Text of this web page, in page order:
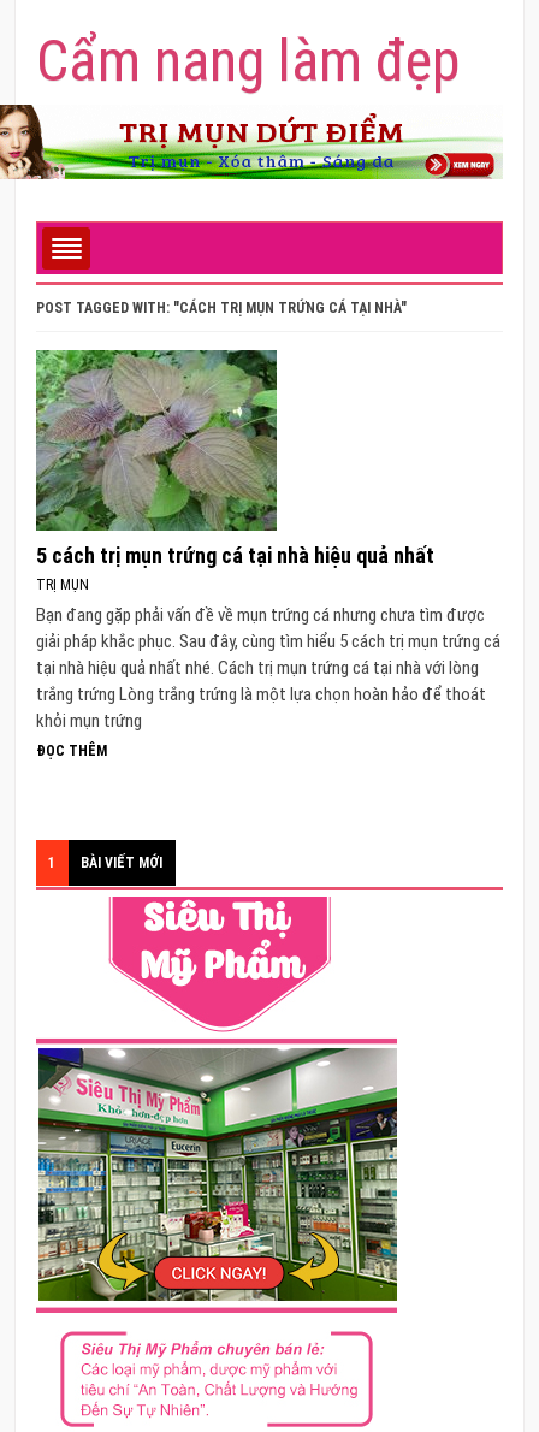
Cẩm nang làm đẹp
POST TAGGED WITH: "CÁCH TRỊ MỤN TRỨNG CÁ TẠI NHÀ"
5 cách trị mụn trứng cá tại nhà hiệu quả nhất
TRỊ MỤN
Bạn đang gặp phải vấn đề về mụn trứng cá nhưng chưa tìm được
giải pháp khắc phục. Sau đây, cùng tìm hiểu 5 cách trị mụn trứng cá
tại nhà hiệu quả nhất nhé. Cách trị mụn trứng cá tại nhà với lòng
trắng trứng Lòng trắng trứng là một lựa chọn hoàn hảo để thoát
khỏi mụn trứng
ĐỌC THÊM
1 BÀI VIẾT MỚI